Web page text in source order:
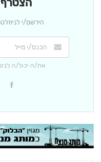
הירשם/י
את/ה יכול/ה